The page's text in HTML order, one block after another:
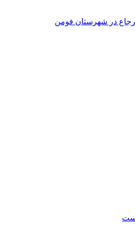
ارجاع در شهرستان فومن